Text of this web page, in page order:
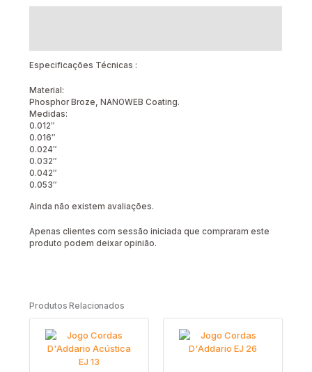
Especificações Técnicas :
Material:
Phosphor Broze, NANOWEB Coating.
Medidas:
0.012″
0.016″
0.024″
0.032″
0.042″
0.053″
Ainda não existem avaliações.
Apenas clientes com sessão iniciada que compraram este
produto podem deixar opinião.
Produtos Relacionados